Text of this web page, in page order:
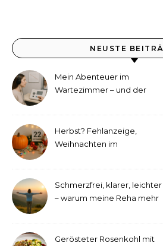
NEUSTE
Mein Abenteuer im
Wartezimmer – und der
Herbst? Fehlanzeige,
Weihnachten im
Schmerzfrei, klarer, leichter
– warum meine Reha mehr
Gerösteter Rosenkohl mit